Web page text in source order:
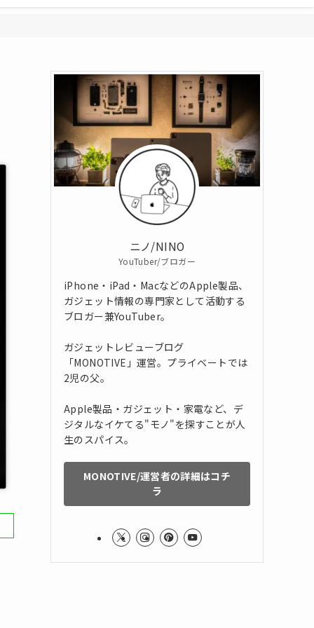
ニノ/NINO
YouTuber/ブロガー
iPhone・iPad・MacなどのApple製品、
ガジェット情報の専門家として活動する
ブロガー兼YouTuber。
ガジェットレビューブログ
「MONOTIVE」運営。プライベートでは
2児の父。
Apple製品・ガジェット・家電など、デ
ジタルなイケてる"モノ"を探すことが人
生のスパイス。
MONOTIVE/運営者の詳細はコチ
ラ